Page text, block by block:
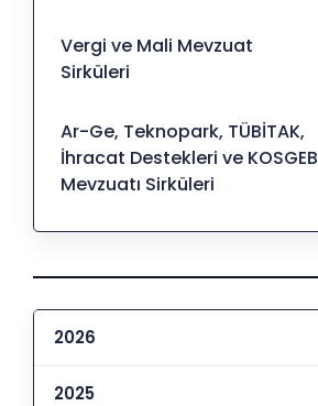
Vergi ve Mali Mevzuat
Sirküleri
Ar-Ge, Teknopark, TÜBİTAK,
İhracat Destekleri ve KOSGEB
Mevzuatı Sirküleri
2026
2025